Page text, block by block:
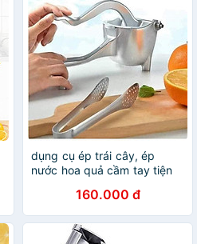
dụng cụ ép trái cây, ép
nước hoa quả cầm tay tiện
160.000 đ